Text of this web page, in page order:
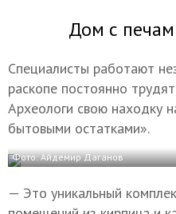
Дом с
Специалисты работают
раскопе постоянно
Археологи свою находку
бытовыми остатками».
Фото: Айдемир Даганов
— Это уникальный